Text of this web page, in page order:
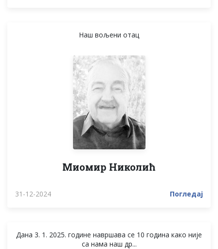
Наш вољени отац
Миомир Николић
31-12-2024 Погледај
Дана 3. 1. 2025. године навршава се 10 година како није
са нама наш др...